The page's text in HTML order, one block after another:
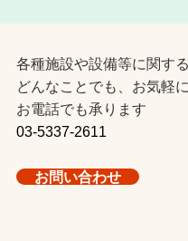
各種施設や設備等に関す
どんなことでも、お気軽
お電話でも承ります
03-5337-2611
お問い合わせ